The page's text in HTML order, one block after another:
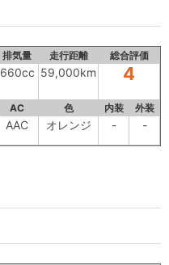
排気量 走行距離 総合評価
660cc 59,000km 4
AC 色 内装 外装
AAC オレンジ - -